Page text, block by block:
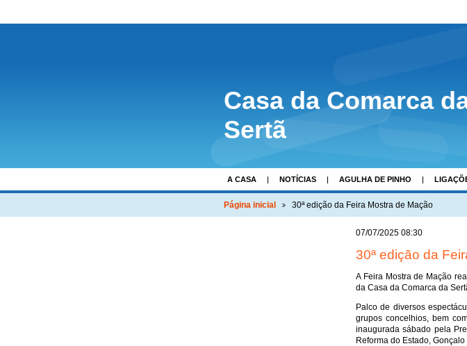
Casa da Comarca
Sertã
A CASA NOTÍCIAS AGULHA DE PINHO
Página inicial 30ª edição da Feira Mostra de Mação
07/07/2025 08:30
30ª edição da
A Feira Mostra de Mação
da Casa da Comarca da
Palco de diversos
grupos concelhios, bem
inaugurada sábado pela
Reforma do Estado, Gonçalo